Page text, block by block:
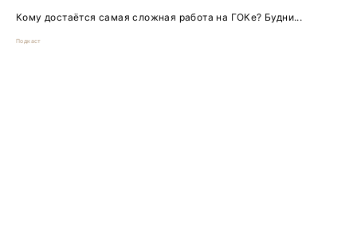
Кому достаётся самая сложная работа на ГОКе? Будни...
Подкаст